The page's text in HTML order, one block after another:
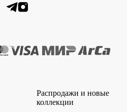
Распродажи и новые
коллекции